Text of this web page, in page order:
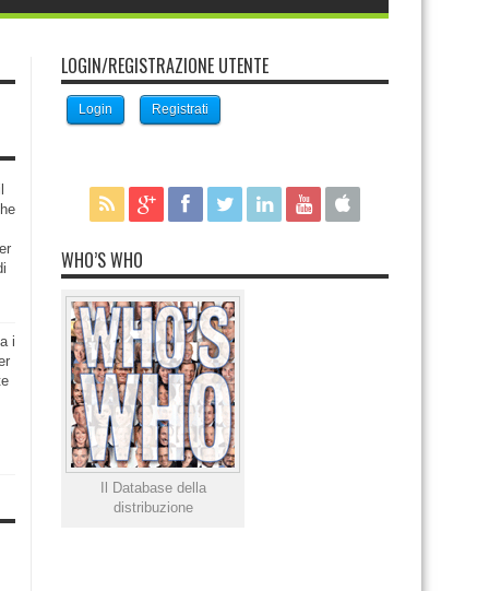
i
LOGIN/REGISTRAZIONE UTENTE
Login Registrati
WHO’S WHO
Il Database della
distribuzione